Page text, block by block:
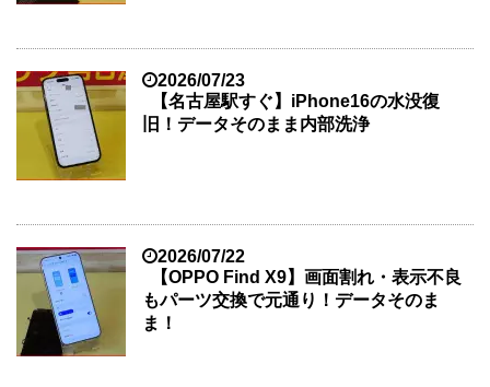
2026/07/23
【名古屋駅すぐ】iPhone16の水没復
旧！データそのまま内部洗浄
2026/07/22
【OPPO Find X9】画面割れ・表示不良
もパーツ交換で元通り！データそのま
ま！